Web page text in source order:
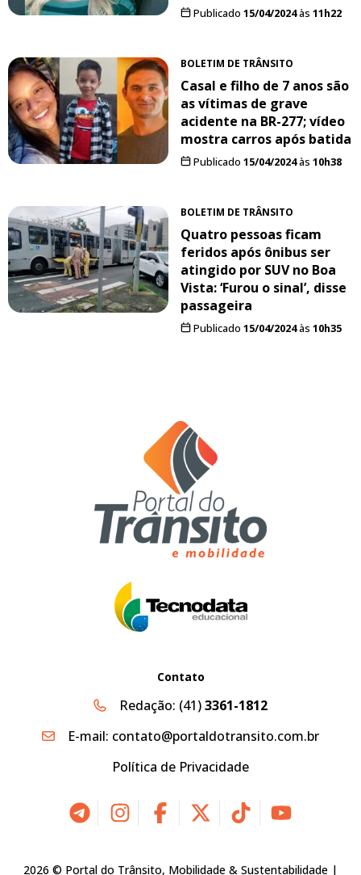
Publicado 15/04/2024às 11h22
BOLETIM DE TRÂNSITO
Casal e filho de 7 anos são
as vítimas de grave
acidente na BR-277; vídeo
mostra carros após batida
Publicado 15/04/2024às 10h38
BOLETIM DE TRÂNSITO
Quatro pessoas ficam
feridos após ônibus ser
atingido por SUV no Boa
Vista: ‘Furou o sinal’, disse
passageira
Publicado 15/04/2024às 10h35
Contato
Redação: (41)3361-1812
E-mail: contato@portaldotransito.com.br
Política de Privacidade
2026 © Portal do Trânsito, Mobilidade & Sustentabilidade |